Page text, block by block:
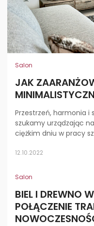
Salon
JAK
Przestrzeń, harmonia i
szukamy urządzając
ciężkim dniu w pracy
12.10.2022
Salon
BIEL I DREWNO
POŁĄCZENIE